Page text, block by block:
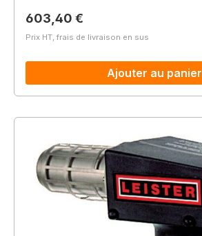
Prix régulier :
603,40 €
Prix HT, frais de livraison en sus
Ajouter au panier